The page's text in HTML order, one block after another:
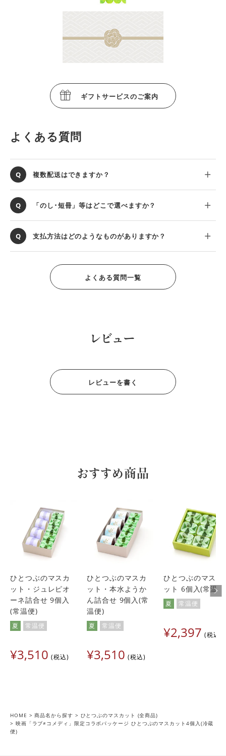
ギフトサービスのご案内
よくある質問
複数配送はできますか？
「のし･短冊」等はどこで選べますか？
支払方法はどのようなものがありますか？
よくある質問一覧
レビュー
レビューを書く
おすすめ商品
ひとつぶのマスカ
ット・ジュレピオ
ーネ詰合せ 9個入
(常温便)
夏 常温便
¥3,510 税込
ひとつぶのマスカ
ット・本水ようか
ん詰合せ 9個入(常
温便)
夏 常温便
¥3,510 税込
ひとつぶのマスカ
ット 6個入(常温
夏 常温便
¥2,397 税込
HOME 商品名から探す
ひとつぶのマスカット (全商品)
映画「ラブ≠コメディ」限定コラボパッケージ ひとつぶのマスカット4個入(冷蔵
便)